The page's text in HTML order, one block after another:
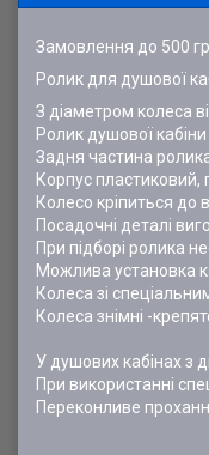
Замовлення до 500
Ролик для душової
З діаметром колеса
Ролик душової
Задня частина
Корпус пластиковий,
Колесо кріпиться до
Посадочні деталі
При підборі ролика
Можлива установка
Колеса зі
Колеса знімні -
У душових кабінах з
При використанні
Переконливе